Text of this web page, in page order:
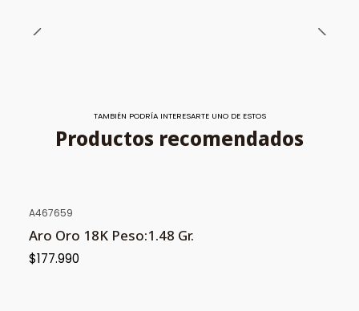
TAMBIÉN PODRÍA INTERESARTE UNO DE ESTOS
Productos recomendados
A467659
Aro Oro 18K Peso:1.48 Gr.
$177.990